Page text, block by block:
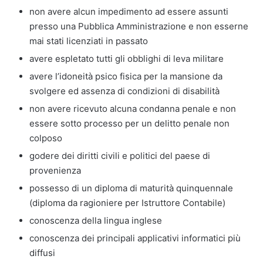
non avere alcun impedimento ad essere assunti
presso una Pubblica Amministrazione e non esserne
mai stati licenziati in passato
avere espletato tutti gli obblighi di leva militare
avere l’idoneità psico fisica per la mansione da
svolgere ed assenza di condizioni di disabilità
non avere ricevuto alcuna condanna penale e non
essere sotto processo per un delitto penale non
colposo
godere dei diritti civili e politici del paese di
provenienza
possesso di un diploma di maturità quinquennale
(diploma da ragioniere per Istruttore Contabile)
conoscenza della lingua inglese
conoscenza dei principali applicativi informatici più
diffusi